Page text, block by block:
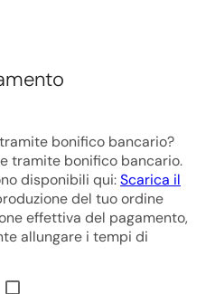
bonifico bancario?
tramite bonifico bancario.
disponibili qui:Scarica il
del tuo ordine
effettiva del pagamento,
allungare i tempi di